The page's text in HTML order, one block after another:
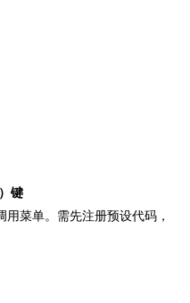
键
菜单。需先注册预设代码，